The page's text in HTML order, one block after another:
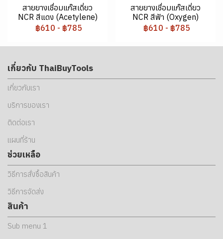
สายยางเชื่อมแก๊สเดี่ยว
NCR สีแดง (Acetylene)
฿610 - ฿785
สายยางเชื่อมแก๊สเดี่ยว
NCR สีฟ้า (Oxygen)
฿610 - ฿785
เกี่ยวกับ ThaiBuyTools
เกี่ยวกับเรา
บริการของเรา
ติดต่อเรา
แผนที่ร้าน
ช่วยเหลือ
วิธีการสั่งซื้อสินค้า
วิธีการจัดส่ง
สินค้า
Sub menu 1